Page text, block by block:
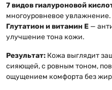
7 видов гиалуроновой
многоуровневое увлажнение.
Глутатион и витамин Е —
улучшение тона кожи.
Результат: Кожа выглядит
сияющей, с ровным тоном,
ощущением комфорта без